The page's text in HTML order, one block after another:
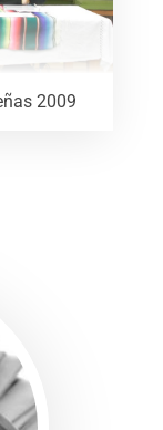
2009